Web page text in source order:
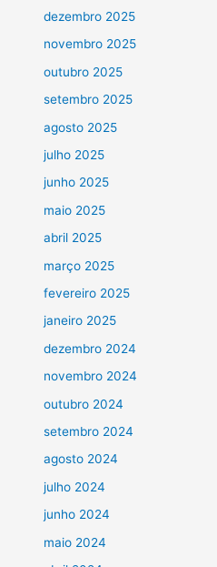
dezembro 2025
novembro 2025
outubro 2025
setembro 2025
agosto 2025
julho 2025
junho 2025
maio 2025
abril 2025
março 2025
fevereiro 2025
janeiro 2025
dezembro 2024
novembro 2024
outubro 2024
setembro 2024
agosto 2024
julho 2024
junho 2024
maio 2024